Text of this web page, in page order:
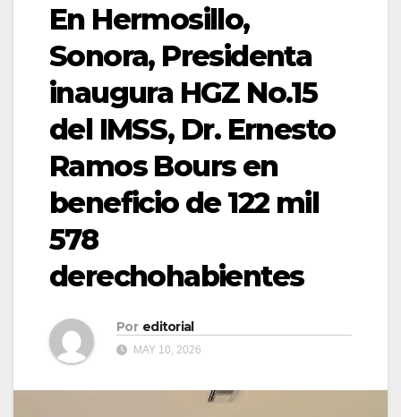
En Hermosillo,
Sonora, Presidenta
inaugura HGZ No.15
del IMSS, Dr. Ernesto
Ramos Bours en
beneficio de 122 mil
578
derechohabientes
Por editorial
MAY 10, 2026